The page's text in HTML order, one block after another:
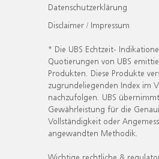
Datenschutzerklärung
Disclaimer / Impressum
* Die UBS Echtzeit-
Quotierungen von UBS
Produkten. Diese Produkte
zugrundeliegenden Index im
nachzufolgen. UBS
Gewährleistung für die
Vollständigkeit oder
angewandten Methodik.